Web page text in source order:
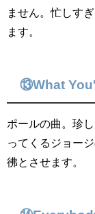
ません。忙しす
ます。
⑬What
ポールの曲。珍
ってくるジョー
彿とさせます。